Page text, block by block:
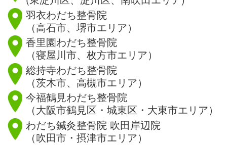
羽衣わだち整骨院
（高石市、堺市エリア）
香里園わだち整骨院
（寝屋川市、枚方市エリア）
総持寺わだち整骨院
（茨木市、高槻市エリア）
今福鶴見わだち整骨院
（大阪市鶴見区・城東区・大東市エリア）
わだち鍼灸整骨院 吹田岸辺院
（吹田市・摂津市エリア）